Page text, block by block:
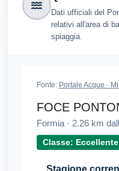
Dati ufficiali del
relativi all'area di
spiaggia.
Fonte: Portale Acque ·
FOCE
Formia · 2.26 km
Classe: Eccellente
Stagione